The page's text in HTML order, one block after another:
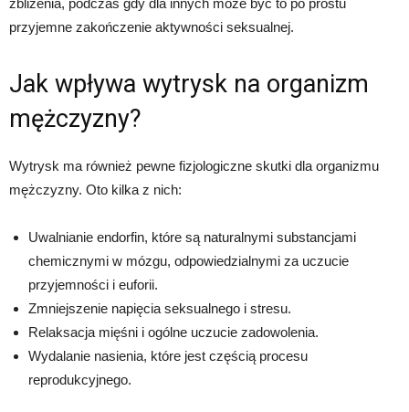
zbliżenia, podczas gdy dla innych może być to po prostu
przyjemne zakończenie aktywności seksualnej.
Jak wpływa wytrysk na organizm
mężczyzny?
Wytrysk ma również pewne fizjologiczne skutki dla organizmu
mężczyzny. Oto kilka z nich:
Uwalnianie endorfin, które są naturalnymi substancjami
chemicznymi w mózgu, odpowiedzialnymi za uczucie
przyjemności i euforii.
Zmniejszenie napięcia seksualnego i stresu.
Relaksacja mięśni i ogólne uczucie zadowolenia.
Wydalanie nasienia, które jest częścią procesu
reprodukcyjnego.